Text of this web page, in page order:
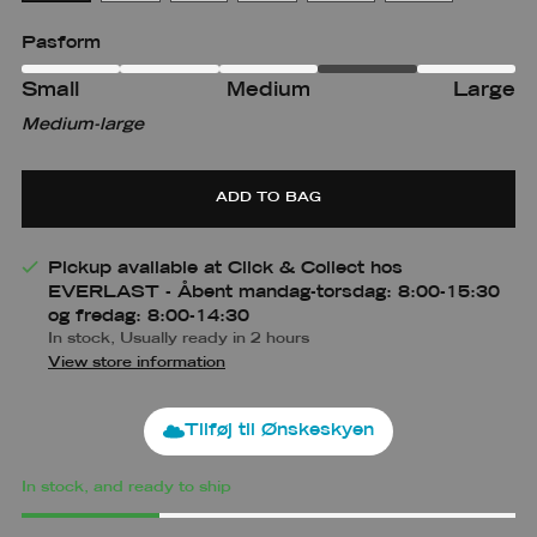
Pasform
Small Medium Large
Small
Small
Medium
Medium-large
ADD TO BAG
Pickup available at Click & Collect hos
EVERLAST - Åbent mandag-torsdag: 8:00-15:30
og fredag: 8:00-14:30
In stock, Usually ready in 2 hours
View store information
Tilføj til Ønskeskyen
In stock, and ready to ship